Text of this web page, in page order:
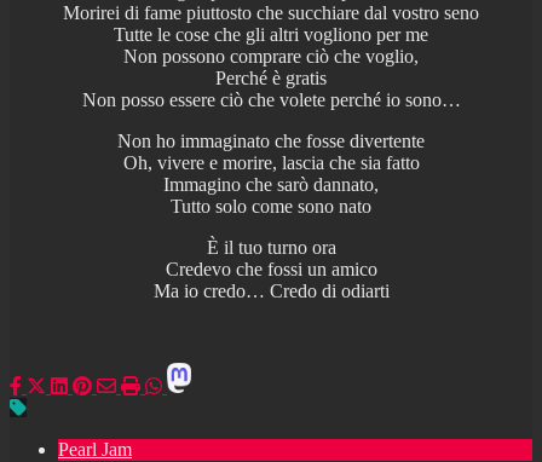
Morirei di fame piuttosto che succhiare dal vostro seno
Tutte le cose che gli altri vogliono per me
Non possono comprare ciò che voglio,
Perché è gratis
Non posso essere ciò che volete perché io sono…
Non ho immaginato che fosse divertente
Oh, vivere e morire, lascia che sia fatto
Immagino che sarò dannato,
Tutto solo come sono nato
È il tuo turno ora
Credevo che fossi un amico
Ma io credo… Credo di odiarti
Pearl Jam